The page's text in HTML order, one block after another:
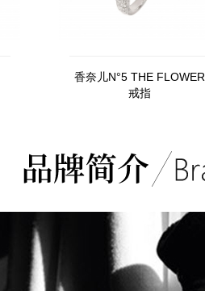
香奈儿N°5 THE FLOWER
戒指